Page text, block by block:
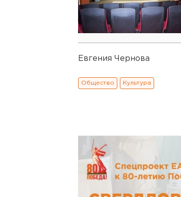
Евгения Чернова
Общество Культура